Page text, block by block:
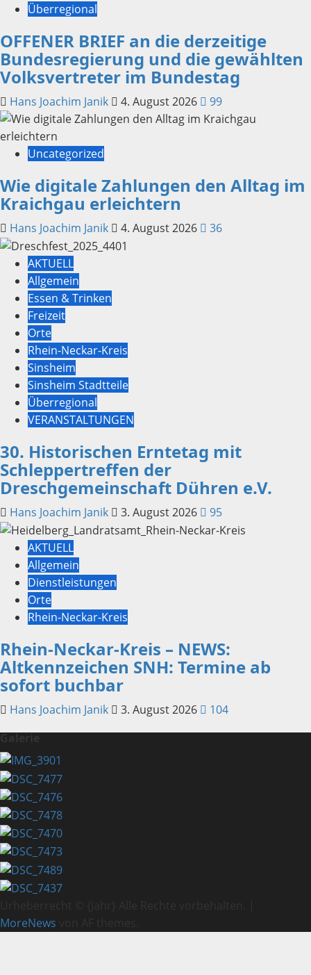
Überregional
OFFENER BRIEF an die derzeitige
Bundesregierung und die gewählten
Volksvertreter im Bundestag
Hans Joachim Janik 4. August 2026 99
Uncategorized
Wie digitale Zahlungen den Alltag im
Kraichgau erleichtern
Hans Joachim Janik 4. August 2026 36
AKTUELL
Allgemein
Essen & Trinken
Freizeit
Orte
Rhein-Neckar-Kreis
Sinsheim
Sinsheim Stadtteile
Überregional
VERANSTALTUNGEN
30. Historischen Erntetag mit
Schleppertreffen der
Dreschgemeinschaft Dühren e.V.
Hans Joachim Janik 3. August 2026 95
AKTUELL
Allgemein
Dienstleistungen
Orte
Rhein-Neckar-Kreis
Rhein-Neckar-Kreis – NEWS:
Altkennzeichen SNH: Termine ab
sofort buchbar
Hans Joachim Janik 3. August 2026
104
MoreNews